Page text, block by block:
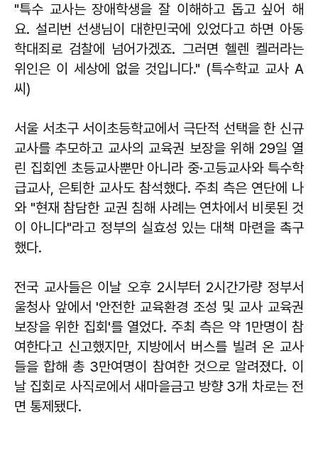
"특수 교사는 장애학생을 잘 이해하고 돕고 싶어 해
요. 설리번 선생님이 대한민국에 있었다고 하면 아동
학대죄로 검찰에 넘어가겠죠. 그러면 헬렌 켈러라는
위인은 이 세상에 없을 것입니다." (특수학교 교사 A
씨)
서울 서초구 서이초등학교에서 극단적 선택을 한 신규
교사를 추모하고 교사의 교육권 보장을 위해 29일 열
린 집회엔 초등교사뿐만 아니라 중·고등교사와 특수학
급교사, 은퇴한 교사도 참석했다. 주최 측은 연단에 나
와 "현재 참담한 교권 침해 사례는 연차에서 비롯된 것
이 아니다"라고 정부의 실효성 있는 대책 마련을 촉구
했다.
전국 교사들은 이날 오후 2시부터 2시간가량 정부서
울청사 앞에서 '안전한 교육환경 조성 및 교사 교육권
보장을 위한 집회'를 열었다. 주최 측은 약 1만명이 참
여한다고 신고했지만, 지방에서 버스를 빌려 온 교사
들을 합해 총 3만여명이 참여한 것으로 알려졌다. 이
날 집회로 사직로에서 새마을금고 방향 3개 차로는 전
면 통제됐다.